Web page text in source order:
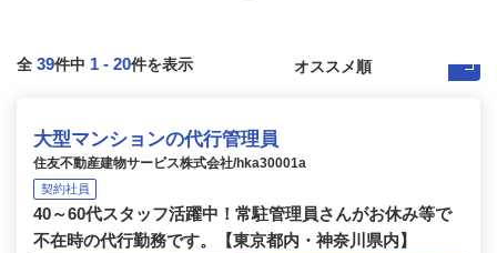
全 39件中 1 - 20件を表示
大型マンションの代行管理員
住友不動産建物サービス株式会社/hka30001a
契約社員
40～60代スタッフ活躍中！常駐管理員さんがお休み等で
不在時の代行勤務です。【東京都内・神奈川県内】